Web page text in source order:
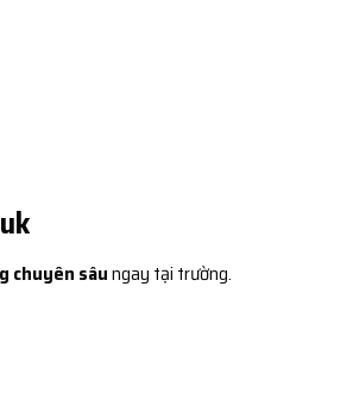
chuyên sâungay tại trường.